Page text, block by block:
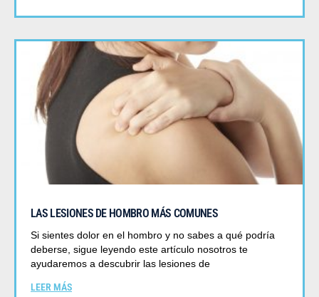
LAS LESIONES DE HOMBRO MÁS COMUNES
Si sientes dolor en el hombro y no sabes a qué podría
deberse, sigue leyendo este artículo nosotros te
ayudaremos a descubrir las lesiones de
LEER MÁS